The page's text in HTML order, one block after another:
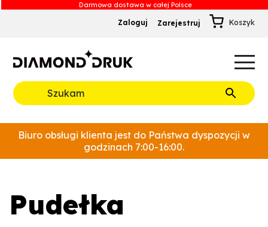
Zaloguj Zarejestruj
Rozwiń
Biuro obsługi klienta jest do Państwa dyspozycji w
godzinach 7:00-16:00.
Pudełka